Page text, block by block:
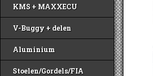
KMS + MAXXECU
V-Buggy + delen
Aluminium
Stoelen/Gordels/FIA